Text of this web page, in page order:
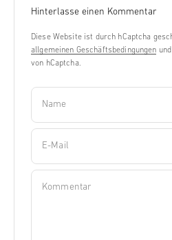
Hinterlasse einen Kommentar
Diese Website ist durch hCaptcha
allgemeinen Geschäftsbedingungen und
von hCaptcha.
Name
E-Mail
Kommentar